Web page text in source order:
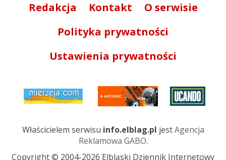
Redakcja Kontakt
O serwisie
Polityka prywatności
Ustawienia prywatności
Właścicielem serwisu info.elblag.pl jestAgencja
Reklamowa GABO.
Copyright © 2004-2026 Elbląski Dziennik Internetowy